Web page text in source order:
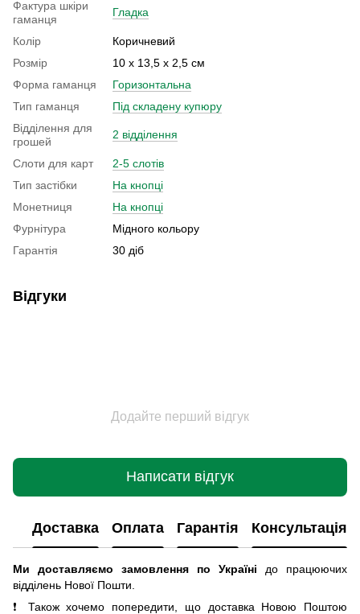
Фактура шкіри
гаманця
Гладка
Колір
Коричневий
Розмір
10 х 13,5 х 2,5 см
Форма гаманця
Горизонтальна
Тип гаманця
Під складену купюру
Відділення для
грошей
2 відділення
Слоти для карт
2-5 слотів
Тип застібки
На кнопці
Монетниця
На кнопці
Фурнітура
Мідного кольору
Гарантія
30 діб
Відгуки
Додайте перший відгук
Написати відгук
Доставка Оплата Гарантія Консультація
Ми доставляємо замовлення по Україні
до працюючих
відділень Нової Пошти
❗ Також хочемо попередити, що доставка Новою Поштою